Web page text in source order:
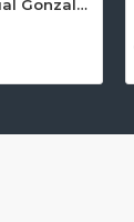
Tortilladora Manual Gonzalez TM-G